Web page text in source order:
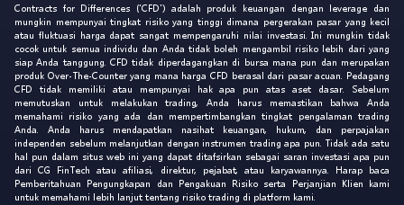
Contracts for Differences ('CFD') adalah produk keuangan dengan leverage dan
mungkin mempunyai tingkat risiko yang tinggi dimana pergerakan pasar yang kecil
atau fluktuasi harga dapat sangat mempengaruhi nilai investasi. Ini mungkin tidak
cocok untuk semua individu dan Anda tidak boleh mengambil risiko lebih dari yang
siap Anda tanggung. CFD tidak diperdagangkan di bursa mana pun dan merupakan
produk Over-The-Counter yang mana harga CFD berasal dari pasar acuan. Pedagang
CFD tidak memiliki atau mempunyai hak apa pun atas aset dasar. Sebelum
memutuskan untuk melakukan trading, Anda harus memastikan bahwa Anda
memahami risiko yang ada dan mempertimbangkan tingkat pengalaman trading
Anda. Anda harus mendapatkan nasihat keuangan, hukum, dan perpajakan
independen sebelum melanjutkan dengan instrumen trading apa pun. Tidak ada satu
hal pun dalam situs web ini yang dapat ditafsirkan sebagai saran investasi apa pun
dari CG FinTech atau afiliasi, direktur, pejabat, atau karyawannya. Harap baca
Pemberitahuan Pengungkapan dan Pengakuan Risiko serta Perjanjian Klien kami
untuk memahami lebih lanjut tentang risiko trading di platform kami.